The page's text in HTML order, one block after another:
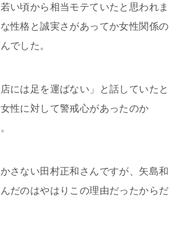
い頃から相当モテていたと思われま
性格と誠実さがあってか女性関係の
でした。
には足を運ばない」と話していたと
性に対して警戒心があったのか
さない田村正和さんですが、矢島和
だのはやはりこの理由だったからだ